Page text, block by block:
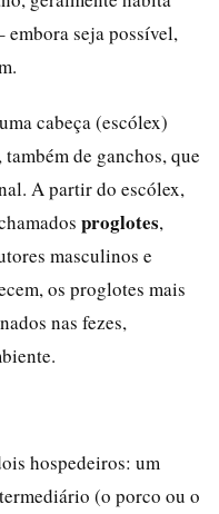
embora seja possível,
cabeça (escólex)
de ganchos, que
A partir do escólex,
proglotes,
masculinos e
os proglotes mais
nas fezes,
hospedeiros: um
(o porco ou o